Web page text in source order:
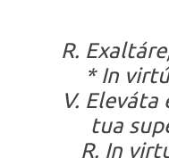
R.
* In
V.
tua
R. In